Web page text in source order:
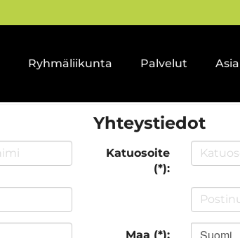
Ryhmäliikunta Palvelut
Yhteystiedot
Katuosoite
(*):
Maa (*): Suomi